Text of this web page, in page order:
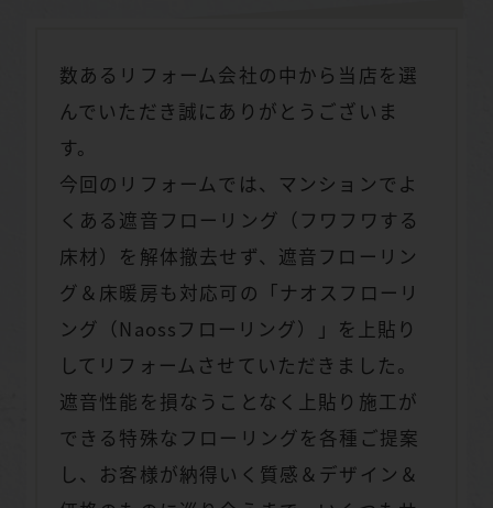
数あるリフォーム会社の中から当店を選
んでいただき誠にありがとうございま
す。
今回のリフォームでは、マンションでよ
くある遮音フローリング（フワフワする
床材）を解体撤去せず、遮音フローリン
グ＆床暖房も対応可の「ナオスフローリ
ング（Naossフローリング）」を上貼り
してリフォームさせていただきました。
遮音性能を損なうことなく上貼り施工が
できる特殊なフローリングを各種ご提案
し、お客様が納得いく質感＆デザイン＆